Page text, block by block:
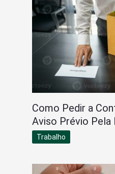
Como Pedir a
Aviso Prévio Pela
Trabalho